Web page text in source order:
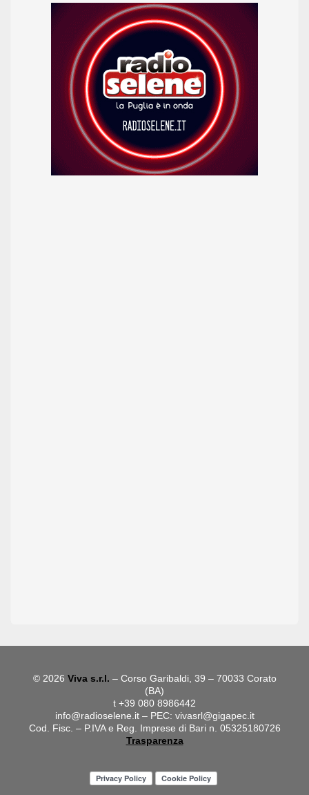
© 2026 Viva s.r.l. – Corso Garibaldi, 39 – 70033 Corato
(BA)
t +39 080 8986442
info@radioselene.it– PEC: vivasrl@gigapec.it
Cod. Fisc. – P.IVA e Reg. Imprese di Bari n. 05325180726
Trasparenza